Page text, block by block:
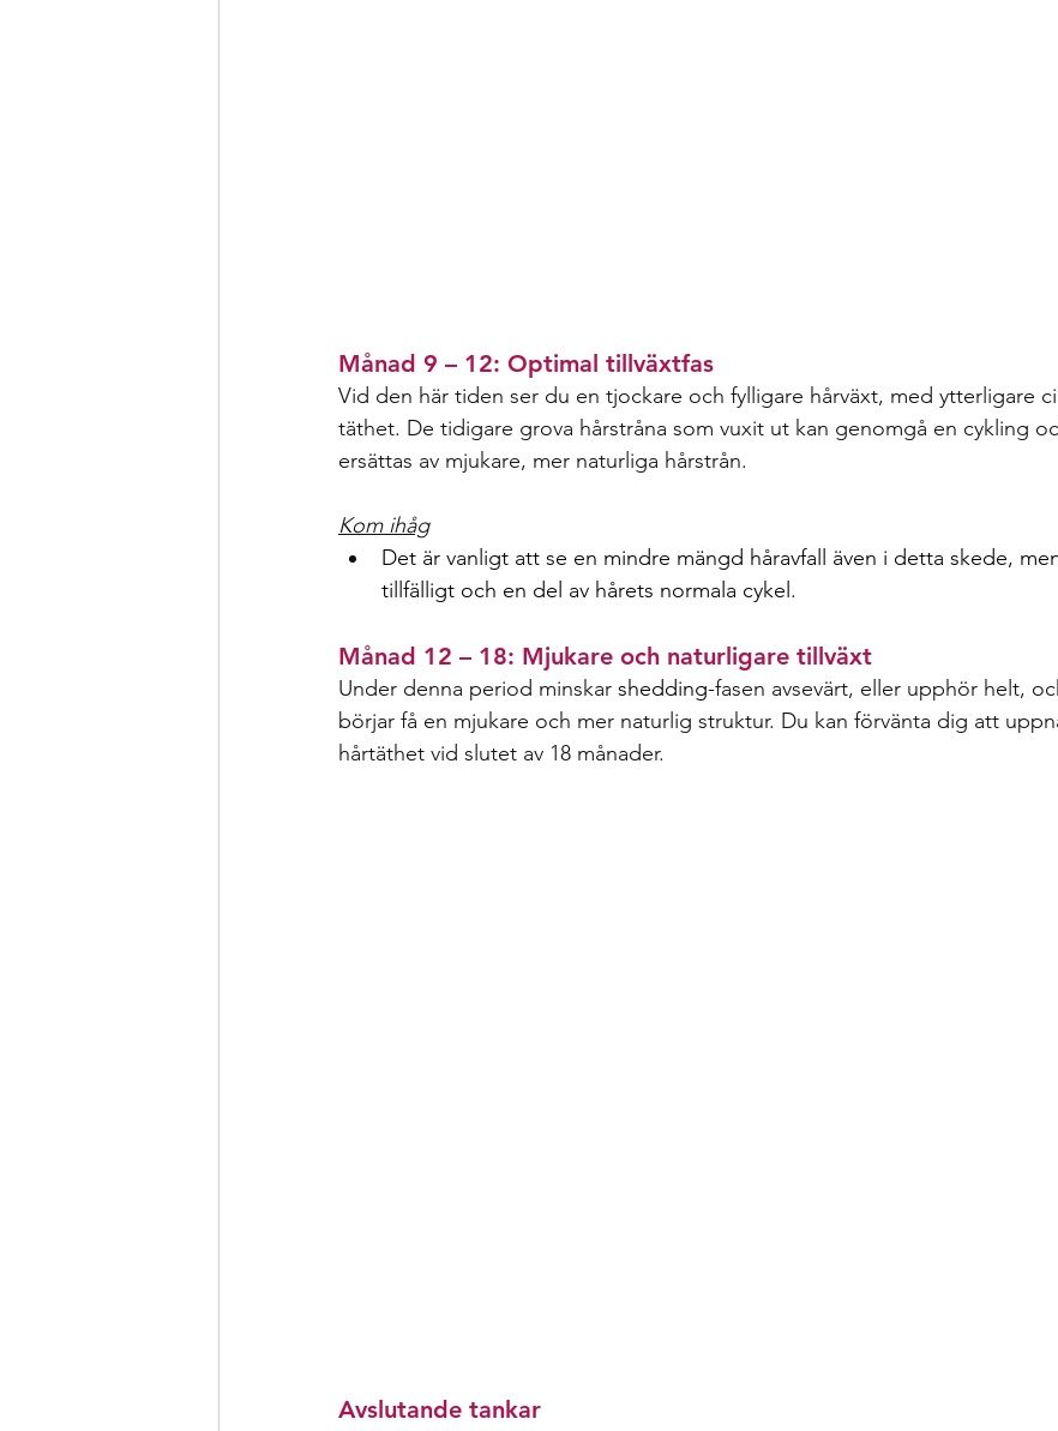
Månad 9 – 12: Optimal tillväxtfas
Vid den här tiden ser du en tjockare och fylligare hårväxt, med ytterligare
täthet. De tidigare grova hårstråna som vuxit ut kan genomgå en cykling
ersättas av mjukare, mer naturliga hårstrån.
Kom ihåg
Det är vanligt att se en mindre mängd håravfall även i detta skede,
tillfälligt och en del av hårets normala cykel.
Månad 12 – 18: Mjukare och naturligare tillväxt
Under denna period minskar shedding-fasen avsevärt, eller upphör helt,
börjar få en mjukare och mer naturlig struktur. Du kan förvänta dig att
hårtäthet vid slutet av 18 månader.
Avslutande tankar